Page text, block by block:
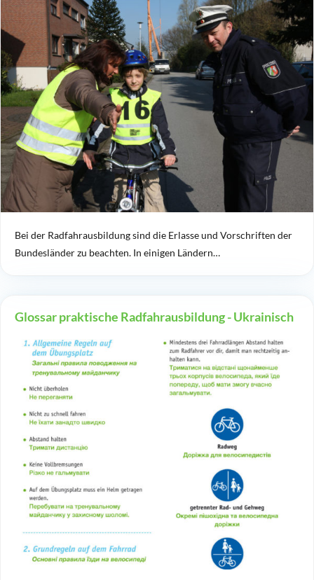
Bei der Radfahrausbildung sind die Erlasse und Vorschriften der
Bundesländer zu beachten. In einigen Ländern…
Glossar praktische Radfahrausbildung - Ukrainisch